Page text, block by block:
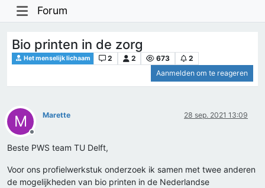
Forum
Bio printen in de zorg
Het menselijk lichaam 2 2 673
2
Aanmelden om te reageren
M
Offline
Marette 28 sep. 2021 13:09
Beste PWS team TU Delft,
Voor ons profielwerkstuk onderzoek ik samen met twee anderen
de mogelijkheden van bio printen in de Nederlandse